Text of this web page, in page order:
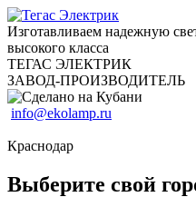
Изготавливаем надежную
высокого класса
ТЕГАС ЭЛЕКТРИК
ЗАВОД-ПРОИЗВОДИТЕЛЬ
info@ekolamp.ru
Краснодар
Выберите свой